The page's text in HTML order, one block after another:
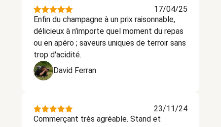
17/04/25
Enfin du champagne à un prix raisonnable,
délicieux à n'importe quel moment du repas
ou en apéro ; saveurs uniques de terroir sans
trop d'acidité.
David Ferran
23/11/24
Commerçant très agréable. Stand et